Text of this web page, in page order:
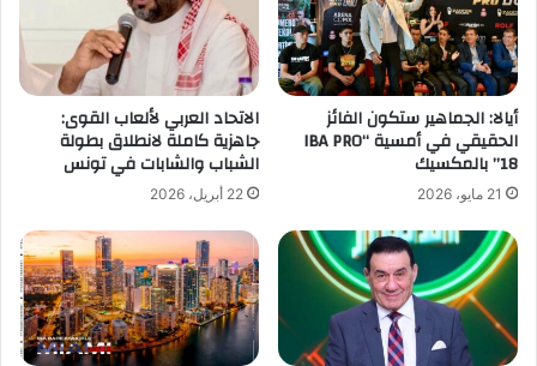
أيالا: الجماهير ستكون الفائز
الحقيقي في أمسية “IBA PRO
18” بالمكسيك
21 مايو، 2026
الاتحاد العربي لألعاب القوى:
جاهزية كاملة لانطلاق بطولة
الشباب والشابات في تونس
22 أبريل، 2026